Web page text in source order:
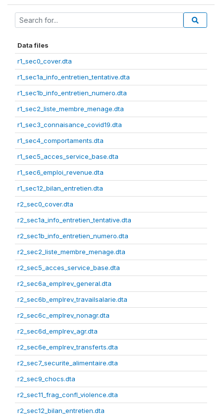
Data files
r1_sec0_cover.dta
r1_sec1a_info_entretien_tentative.dta
r1_sec1b_info_entretien_numero.dta
r1_sec2_liste_membre_menage.dta
r1_sec3_connaisance_covid19.dta
r1_sec4_comportaments.dta
r1_sec5_acces_service_base.dta
r1_sec6_emploi_revenue.dta
r1_sec12_bilan_entretien.dta
r2_sec0_cover.dta
r2_sec1a_info_entretien_tentative.dta
r2_sec1b_info_entretien_numero.dta
r2_sec2_liste_membre_menage.dta
r2_sec5_acces_service_base.dta
r2_sec6a_emplrev_general.dta
r2_sec6b_emplrev_travailsalarie.dta
r2_sec6c_emplrev_nonagr.dta
r2_sec6d_emplrev_agr.dta
r2_sec6e_emplrev_transferts.dta
r2_sec7_securite_alimentaire.dta
r2_sec9_chocs.dta
r2_sec11_frag_confl_violence.dta
r2_sec12_bilan_entretien.dta